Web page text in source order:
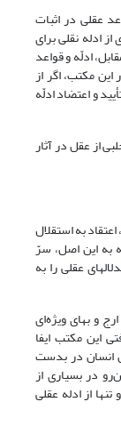
عقلی در اثبات
ادله نقلی برای
ادلّه و قواعد
مکتب، اگر از
و اعتضاد ادلّه
از عقل در آثار
به استقلال
به این اصل، سرّ
عقلی را به
و بهای ویژه‌ای
این مکتب ایفا
انسان در بدست
در بسیاری از
از ادله عقلی